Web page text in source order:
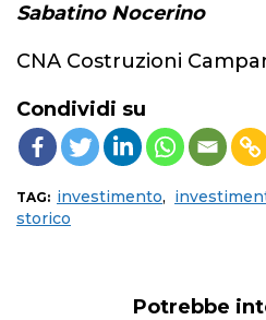
Sabatino Nocerino
CNA Costruzioni
Condividi su
TAG: investimento,
storico
Potrebbe